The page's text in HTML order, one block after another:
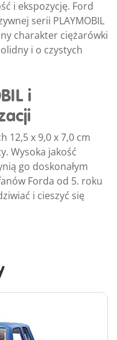
i ekspozycję. Ford
serii PLAYMOBIL
charakter ciężarówki
i o czystych
i
12,5 x 9,0 x 7,0 cm
Wysoka jakość
go doskonałym
Forda od 5. roku
i cieszyć się